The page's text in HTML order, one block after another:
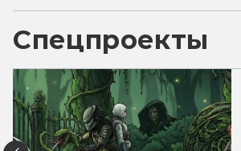
Спецпроекты